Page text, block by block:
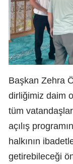
Başkan Zehra
dirliğimiz daim
tüm
açılış
halkının
getirebileceği